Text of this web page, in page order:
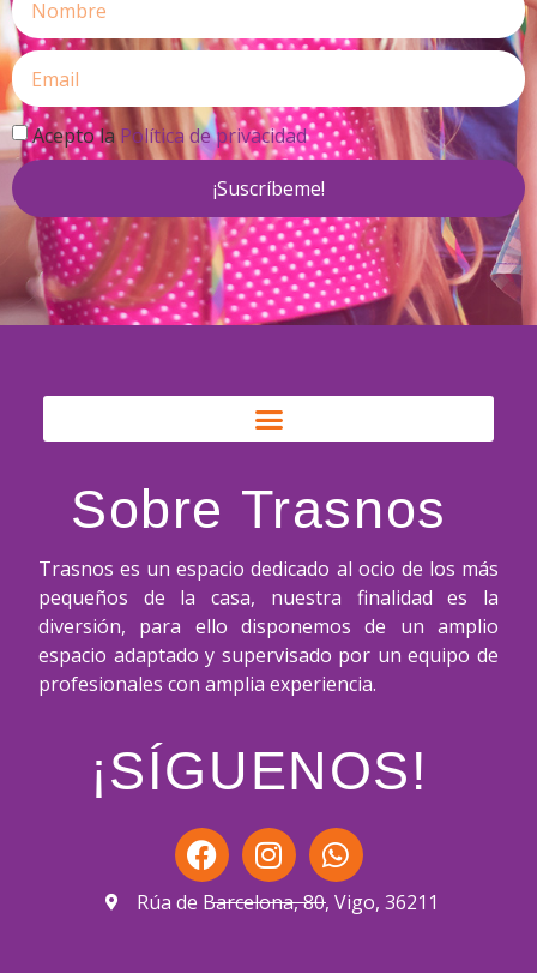
Acepto laPolítica de privacidad
¡Suscríbeme!
Sobre Trasnos
Trasnos es un espacio dedicado al ocio de los más
pequeños de la casa, nuestra finalidad es la
diversión, para ello disponemos de un amplio
espacio adaptado y supervisado por un equipo de
profesionales con amplia experiencia.
¡SÍGUENOS!
Rúa de Barcelona, 80, Vigo, 36211